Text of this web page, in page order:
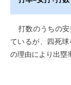
打数のうちの
ているが、四死
の理由により出塁